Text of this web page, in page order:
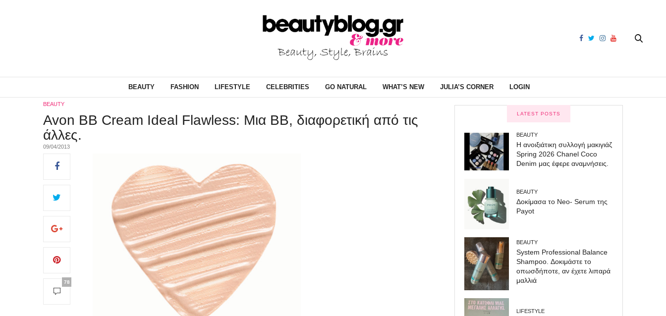
BEAUTY FASHION LIFESTYLE CELEBRITIES GO NATURAL WHAT’S NEW JULIA’S CORNER LOGIN
BEAUTY
Avon BB Cream Ideal Flawless: Μια BB, διαφορετική από τις
άλλες.
09/04/2013
78
LATEST POSTS
BEAUTY
Η ανοιξιάτικη συλλογή μακιγιάζ
Spring 2026 Chanel Coco
Denim μας έφερε αναμνήσεις.
BEAUTY
Δοκίμασα το Neo- Serum της
Payot
BEAUTY
System Professional Balance
Shampoo. Δοκιμάστε το
οπωσδήποτε, αν έχετε λιπαρά
μαλλιά
LIFESTYLE